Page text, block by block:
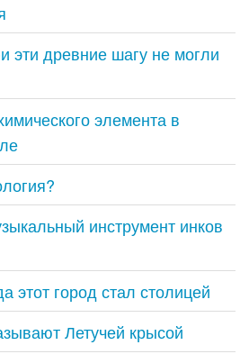
древние шагу не могли
элемента в
инструмент инков
этот город стал столицей
Летучей крысой